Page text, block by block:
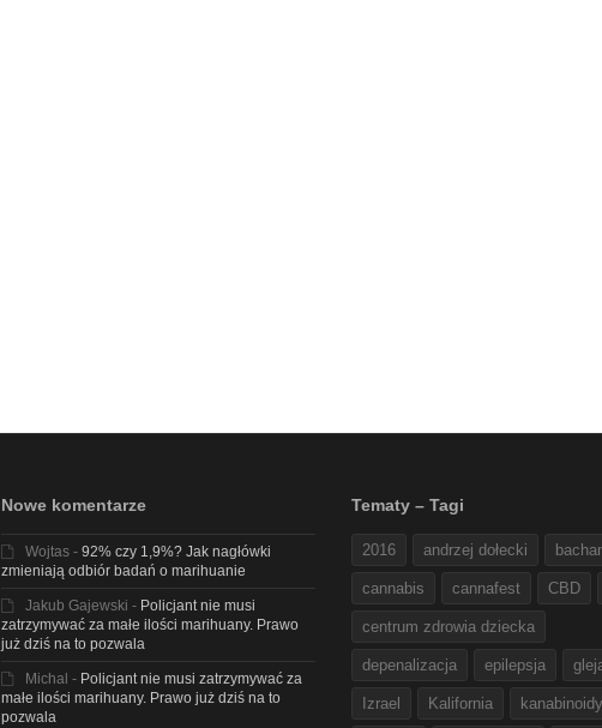
Nowe komentarze
Wojtas- 92% czy 1,9%? Jak nagłówki
zmieniają odbiór badań o marihuanie
Jakub Gajewski - Policjant nie musi
zatrzymywać za małe ilości marihuany. Prawo
już dziś na to pozwala
Michal - Policjant nie musi zatrzymywać za
małe ilości marihuany. Prawo już dziś na to
pozwala
Tematy – Tagi
2016 andrzej dołecki
cannabis cannafest CBD
centrum zdrowia dziecka
depenalizacja epilepsja
Izrael Kalifornia kanabinoidy